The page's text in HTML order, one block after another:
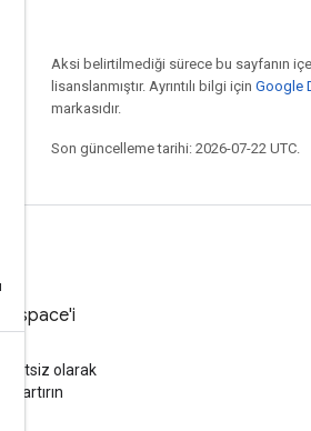
Aksi belirtilmediği sürece bu sayfanın
lisanslanmıştır. Ayrıntılı bilgi için Google
markasıdır.
Son güncelleme tarihi: 2026-07-22 UTC.
olarak
artırın